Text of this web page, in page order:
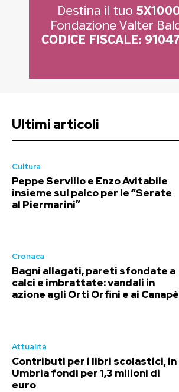
Ultimi articoli
Cultura
Peppe Servillo e Enzo Avitabile
insieme sul palco per le “Serate
al Piermarini”
Cronaca
Bagni allagati, pareti sfondate a
calci e imbrattate: vandali in
azione agli Orti Orfini e ai Canapè
Attualità
Contributi per i libri scolastici, in
Umbria fondi per 1,3 milioni di
euro